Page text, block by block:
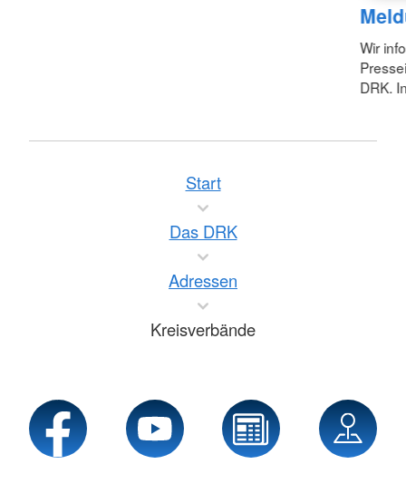
Wir
DRK.
Start
Das DRK
Adressen
Kreisverbände